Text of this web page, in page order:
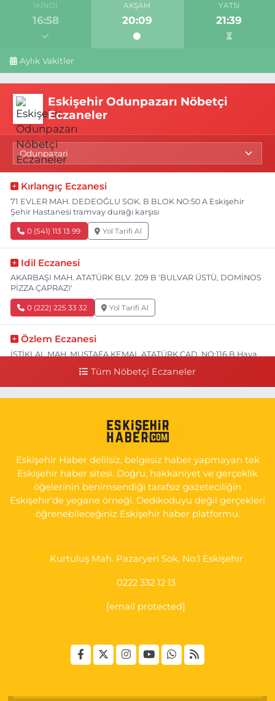
İKINDI
16:58
AKŞAM
20:09
YATSI
21:39
Aylık Vakitler
Eskişehir Odunpazarı Nöbetçi
Eczaneler
Kırlangıç Eczanesi
71 EVLER MAH. DEDEOĞLU SOK. B BLOK NO:50 A Eskişehir
Şehir Hastanesi tramvay durağı karşısı
0 (541) 113 13 99 Yol Tarifi Al
Idil Eczanesi
AKARBAŞI MAH. ATATÜRK BLV. 209 B 'BULVAR ÜSTÜ, DOMİNOS
PİZZA ÇAPRAZI'
0 (222) 225 33 32 Yol Tarifi Al
Özlem Eczanesi
İSTİKLAL MAH. MUSTAFA KEMAL ATATÜRK CAD. NO:116 B Hava
GÖKMEYDAN MAH. ULUS CAD. NO:4 A ADLİYE AŞAĞISI, SARAR
İMAM HATİP YANI, CUMA PAZARI CADDE GİRİŞİ
0 (222) 240 16 67 Yol Tarifi Al
Tüm Nöbetçi Eczaneler
Eskişehir Haber delilsiz, belgesiz haber yapmayan tek
Eskişehir haber sitesi. Doğru, hakkaniyet ve gerçeklik
öğelerinin benimsendiği tarafsız gazeteciliğin
Eskişehir'de yegane örneği. Dedikoduyu değil gerçekleri
öğrenebileceğiniz Eskişehir haber platformu.
Kurtuluş Mah. Pazaryeri Sok. No:1 Eskişehir
0222 332 12 13
[email protected]